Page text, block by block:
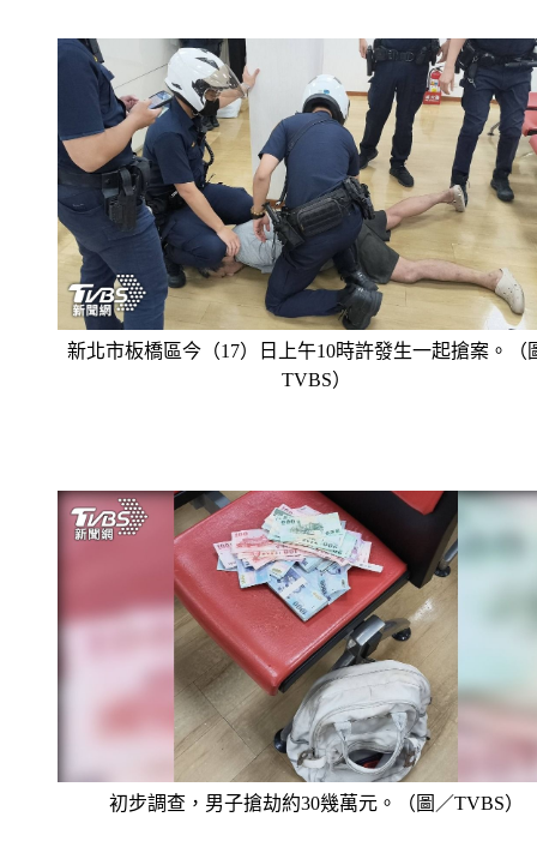
新北市板橋區今（17）日上午10時許發生一起搶案。（
TVBS）
初步調查，男子搶劫約30幾萬元。（圖／TVBS）